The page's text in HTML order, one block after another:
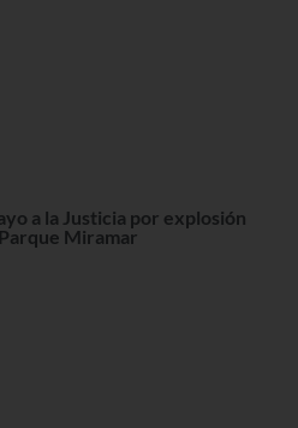
a la Justicia por explosión
Miramar